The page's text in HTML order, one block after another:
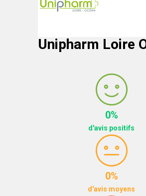
Unipharm Loire
0%
d'avis positifs
0%
d'avis moyens